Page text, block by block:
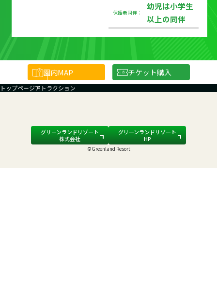
保護者同伴：
幼児は小学生
以上の同伴
園内MAP チケット購入
トップページアトラクション
グリーンランドリゾート
株式会社
グリーンランドリゾート
HP
©Greenland Resort